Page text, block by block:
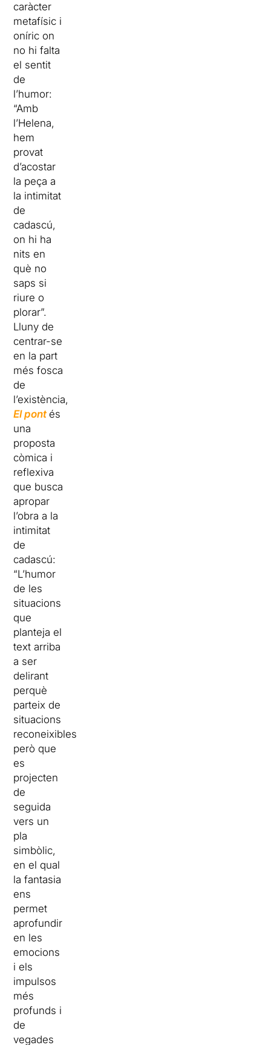
caràcter
metafísic i
oníric on
no hi falta
el sentit
de
l’humor:
“Amb
l’Helena,
hem
provat
d’acostar
la peça a
la intimitat
de
cadascú,
on hi ha
nits en
què no
saps si
riure o
plorar”.
Lluny de
centrar-se
en la part
més fosca
de
l’existència,
El pontés
una
proposta
còmica i
reflexiva
que busca
apropar
l’obra a la
intimitat
de
cadascú:
“L’humor
de les
situacions
que
planteja el
text arriba
a ser
delirant
perquè
parteix de
situacions
reconeixibles
però que
es
projecten
de
seguida
vers un
pla
simbòlic,
en el qual
la fantasia
ens
permet
aprofundir
en les
emocions
i els
impulsos
més
profunds i
de
vegades